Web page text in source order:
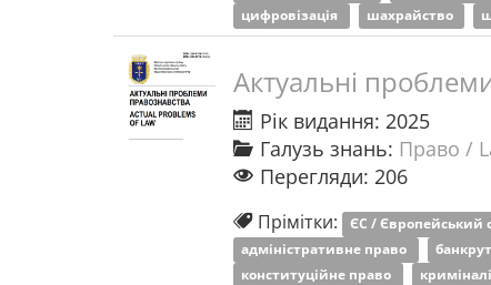
цифровізація
шахрайство
Актуальні
Рік видання: 2025
Галузь знань: Право /
Перегляди: 206
Прімітки: ЄС / Європейський
адміністративне право
конституційне право